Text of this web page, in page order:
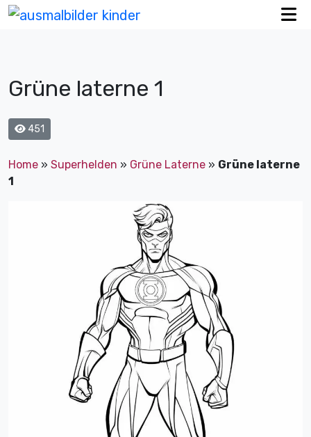
Grüne laterne 1
451
Home » Superhelden » Grüne Laterne » Grüne laterne
1